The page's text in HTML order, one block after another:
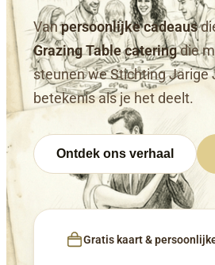
Vanpersoonlijke cadeaus
Grazing Table cateringdie
steunen we Stichting Jarige
betekenis als je het deelt.
Ontdek ons verhaal
Gratis kaart &